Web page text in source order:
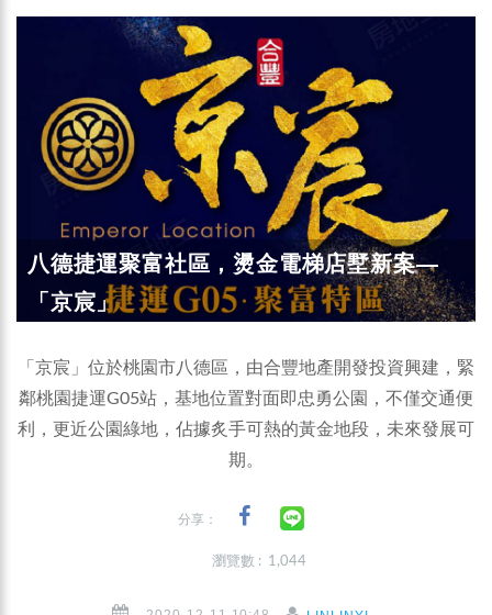
八德捷運聚富社區，燙金電梯店墅新案—
「京宸」
「京宸」位於桃園市八德區，由合豐地產開發投資興建，緊
鄰桃園捷運G05站，基地位置對面即忠勇公園，不僅交通便
利，更近公園綠地，佔據炙手可熱的黃金地段，未來發展可
期。
分享：
瀏覽數 : 1,044